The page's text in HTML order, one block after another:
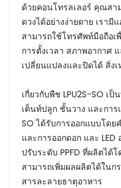
ด้วยคอนโทรลเลอร์ คุณสา
ดวงได้อย่างง่ายดาย เรา
สามารถใช้โทรศัพท์มือถือ
การตั้งเวลา สภาพอากาศ
เปลี่ยนแปลงและปิดได้ สิ่ง
เกี่ยวกับพืช LPU2S-SO เ
เต็นท์ปลูก ชั้นวาง และการ
SO ได้รับการออกแบบโดย
และการออกดอก และ
ปรับระดับ PPFD ที่ผลิตได้
สามารถเพิ่มผลผลิตได้ใน
สารละลายธาตุอาหาร